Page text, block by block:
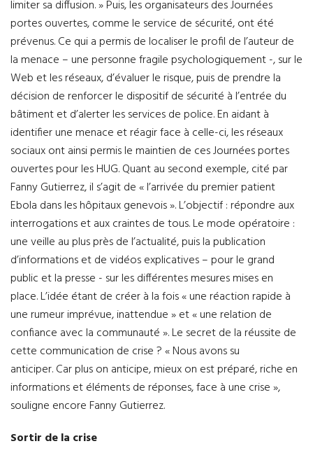
limiter sa diffusion. » Puis, les organisateurs des Journées
portes ouvertes, comme le service de sécurité, ont été
prévenus. Ce qui a permis de localiser le profil de l’auteur de
la menace – une personne fragile psychologiquement -, sur le
Web et les réseaux, d’évaluer le risque, puis de prendre la
décision de renforcer le dispositif de sécurité à l’entrée du
bâtiment et d’alerter les services de police. En aidant à
identifier une menace et réagir face à celle-ci, les réseaux
sociaux ont ainsi permis le maintien de ces Journées portes
ouvertes pour les HUG. Quant au second exemple, cité par
Fanny Gutierrez, il s’agit de « l’arrivée du premier patient
Ebola dans les hôpitaux genevois ». L’objectif : répondre aux
interrogations et aux craintes de tous. Le mode opératoire :
une veille au plus près de l’actualité, puis la publication
d’informations et de vidéos explicatives – pour le grand
public et la presse - sur les différentes mesures mises en
place. L’idée étant de créer à la fois « une réaction rapide à
une rumeur imprévue, inattendue » et « une relation de
confiance avec la communauté ». Le secret de la réussite de
cette communication de crise ? « Nous avons su
anticiper. Car plus on anticipe, mieux on est préparé, riche en
informations et éléments de réponses, face à une crise »,
souligne encore Fanny Gutierrez.
Sortir de la crise